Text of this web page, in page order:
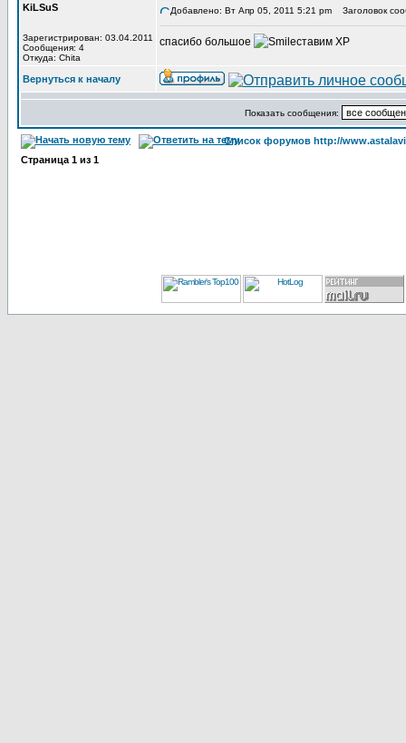
KiLSuS
Зарегистрирован: 03.04.2011
Сообщения: 4
Откуда: Chita
Добавлено: Вт Апр 05, 2011 5:21 pm Заголовок
спасибо большое ставим ХР
Вернуться к началу
Показать сообщения:
Список форумов http://
Страница 1 из 1